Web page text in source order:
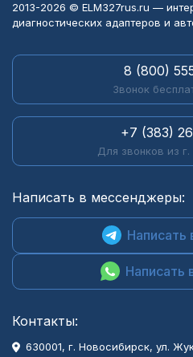
2013-2026 © ELM327rus.ru —
диагностических адаптеров и
8 (800)
Звонок
+7 (383)
Для звонков из
Написать в мессенджеры:
Написать
Написать
Контакты:
630001, г. Новосибирск, ул.